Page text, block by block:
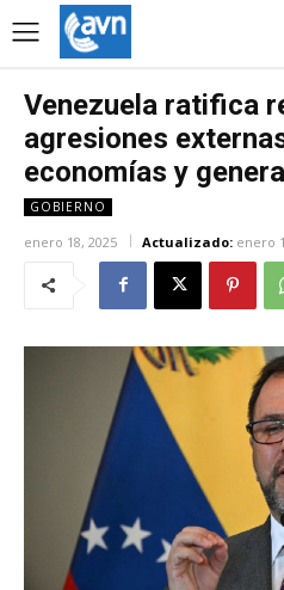
Venezuela ratifica
agresiones
economías y
GOBIERNO
enero 18, 2025 Actualizado: enero